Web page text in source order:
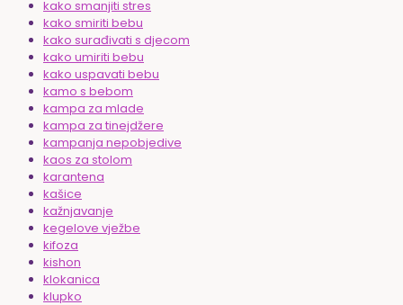
kako smanjiti stres
kako smiriti bebu
kako surađivati s djecom
kako umiriti bebu
kako uspavati bebu
kamo s bebom
kampa za mlade
kampa za tinejdžere
kampanja nepobjedive
kaos za stolom
karantena
kašice
kažnjavanje
kegelove vježbe
kifoza
kishon
klokanica
klupko